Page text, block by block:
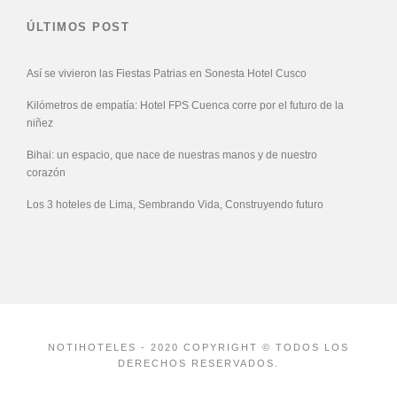
ÚLTIMOS POST
Así se vivieron las Fiestas Patrias en Sonesta Hotel Cusco
Kilómetros de empatía: Hotel FPS Cuenca corre por el futuro de la
niñez
Bihai: un espacio, que nace de nuestras manos y de nuestro
corazón
Los 3 hoteles de Lima, Sembrando Vida, Construyendo futuro
NOTIHOTELES - 2020 COPYRIGHT © TODOS LOS
DERECHOS RESERVADOS.